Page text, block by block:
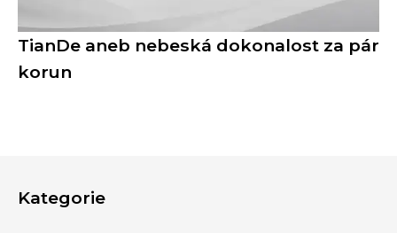
TianDe aneb nebeská dokonalost za pár
korun
Kategorie